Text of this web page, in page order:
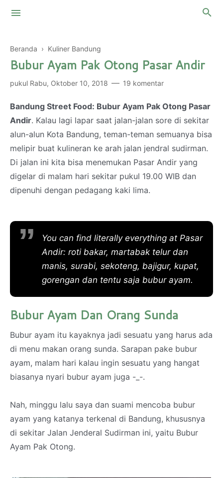
Touring Motor
Thailand
Kingdom of Saudi Arabia
My Two Cents
Skin Care
Personal Finance
Beranda › Kuliner Bandung
Bubur Ayam Pak Otong Pasar Andir
pukul Rabu, Oktober 10, 2018 19 komentar
Bandung Street Food: Bubur Ayam Pak Otong Pasar
Andir. Kalau lagi lapar saat jalan-jalan sore di sekitar
alun-alun Kota Bandung, teman-teman semuanya bisa
melipir buat kulineran ke arah jalan jendral sudirman.
Di jalan ini kita bisa menemukan Pasar Andir yang
digelar di malam hari sekitar pukul 19.00 WIB dan
dipenuhi dengan pedagang kaki lima.
You can find literally everything at Pasar
Andir: roti bakar, martabak telur dan
manis, surabi, sekoteng, bajigur, kupat,
gorengan dan tentu saja bubur ayam.
Bubur Ayam Dan Orang Sunda
Bubur ayam itu kayaknya jadi sesuatu yang harus ada
di menu makan orang sunda. Sarapan pake bubur
ayam, malam hari kalau ingin sesuatu yang hangat
biasanya nyari bubur ayam juga -_-.
Nah, minggu lalu saya dan suami mencoba bubur
ayam yang katanya terkenal di Bandung, khususnya
di sekitar Jalan Jenderal Sudirman ini, yaitu Bubur
Ayam Pak Otong.